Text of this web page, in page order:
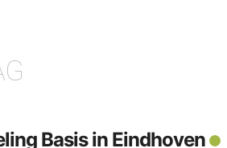
Basis in Eindhoven